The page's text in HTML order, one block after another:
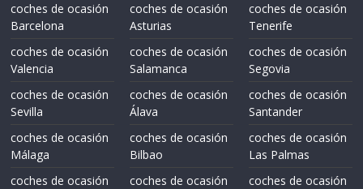
coches de ocasión
Barcelona
coches de ocasión
Valencia
coches de ocasión
Sevilla
coches de ocasión
Málaga
coches de ocasión
coches de ocasión
Asturias
coches de ocasión
Salamanca
coches de ocasión
Álava
coches de ocasión
Bilbao
coches de ocasión
coches de ocasión
Tenerife
coches de ocasión
Segovia
coches de ocasión
Santander
coches de ocasión
Las Palmas
coches de ocasión